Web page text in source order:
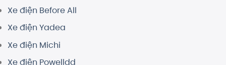
Xe điện Before All
Xe điện Yadea
Xe điện Michi
Xe điện Powelldd